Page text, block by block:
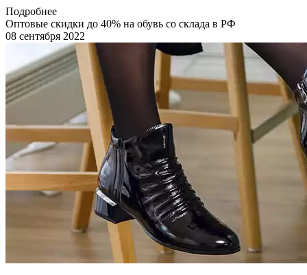
Подробнее
Оптовые скидки до 40% на обувь со склада в РФ
08 сентября 2022